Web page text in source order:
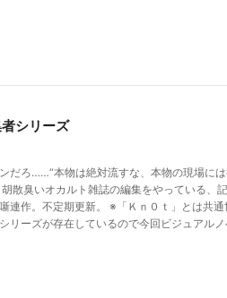
シリーズ
だろ……“本物は絶対流すな、本物の現場に
散臭いオカルト雑誌の編集をやっている、
連作。不定期更新。 ※「Ｋｎ０ｔ」とは共通
リーズが存在しているので今回ビジュアルノ